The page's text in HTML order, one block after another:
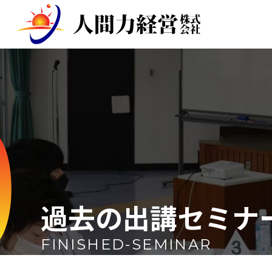
過去の出講セミナ
FINISHED-SEMINAR